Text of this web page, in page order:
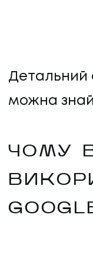
Детальний
можна
ЧОМУ